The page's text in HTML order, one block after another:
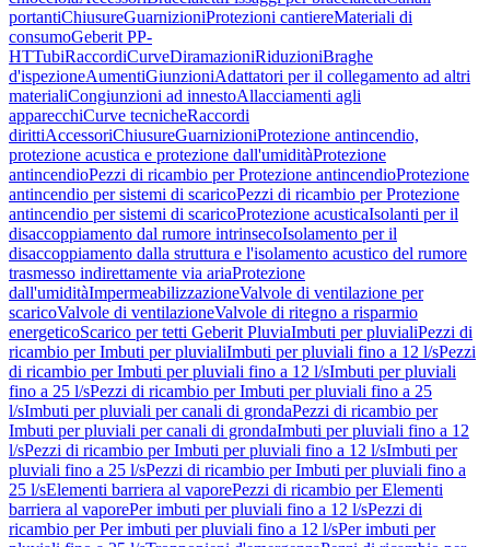
portantiChiusureGuarnizioniProtezioni cantiereMateriali di
consumoGeberit PP-
HTTubiRaccordiCurveDiramazioniRiduzioniBraghe
d'ispezioneAumentiGiunzioniAdattatori per il collegamento ad altri
materialiCongiunzioni ad innestoAllacciamenti agli
apparecchiCurve tecnicheRaccordi
dirittiAccessoriChiusureGuarnizioniProtezione antincendio,
protezione acustica e protezione dall'umiditàProtezione
antincendioPezzi di ricambio per Protezione antincendioProtezione
antincendio per sistemi di scaricoPezzi di ricambio per Protezione
antincendio per sistemi di scaricoProtezione acusticaIsolanti per il
disaccoppiamento dal rumore intrinsecoIsolamento per il
disaccoppiamento dalla struttura e l'isolamento acustico del rumore
trasmesso indirettamente via ariaProtezione
dall'umiditàImpermeabilizzazioneValvole di ventilazione per
scaricoValvole di ventilazioneValvole di ritegno a risparmio
energeticoScarico per tetti Geberit PluviaImbuti per pluvialiPezzi di
ricambio per Imbuti per pluvialiImbuti per pluviali fino a 12 l/sPezzi
di ricambio per Imbuti per pluviali fino a 12 l/sImbuti per pluviali
fino a 25 l/sPezzi di ricambio per Imbuti per pluviali fino a 25
l/sImbuti per pluviali per canali di grondaPezzi di ricambio per
Imbuti per pluviali per canali di grondaImbuti per pluviali fino a 12
l/sPezzi di ricambio per Imbuti per pluviali fino a 12 l/sImbuti per
pluviali fino a 25 l/sPezzi di ricambio per Imbuti per pluviali fino a
25 l/sElementi barriera al vaporePezzi di ricambio per Elementi
barriera al vaporePer imbuti per pluviali fino a 12 l/sPezzi di
ricambio per Per imbuti per pluviali fino a 12 l/sPer imbuti per